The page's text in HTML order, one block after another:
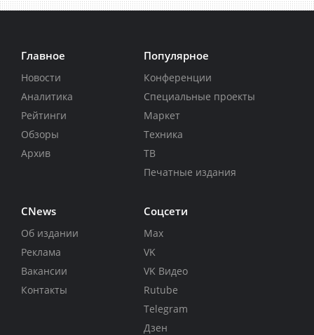
Главное
Новости
Аналитика
Рейтинги
Обзоры
Архив
Популярное
Конференции
Специальные проекты
Маркет
Техника
ТВ
Печатные издания
CNews
Об издании
Реклама
Вакансии
Контакты
Соцсети
Max
VK
VK Видео
Rutube
Telegram
Дзен